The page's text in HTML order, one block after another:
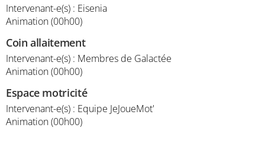
Intervenant-e(s) : Eisenia
Animation (00h00)
Coin allaitement
Intervenant-e(s) : Membres de Galactée
Animation (00h00)
Espace motricité
Intervenant-e(s) : Equipe JeJoueMot'
Animation (00h00)